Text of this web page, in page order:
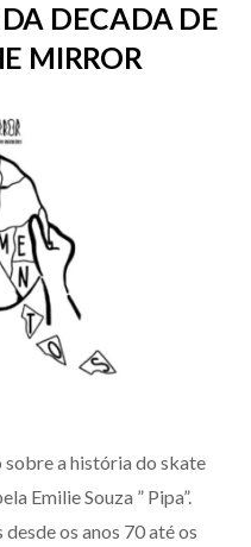
DECADA DE
MIRROR
a história do skate
Emilie Souza ” Pipa”.
os anos 70 até os